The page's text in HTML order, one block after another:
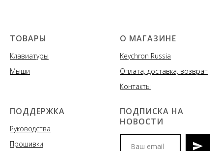
ТОВАРЫ
Клавиатуры
Мыши
О МАГАЗИНЕ
Keychron Russia
Оплата, доставка, возврат
Контакты
ПОДДЕРЖКА
Руководства
Прошивки
ПОДПИСКА НА
НОВОСТИ